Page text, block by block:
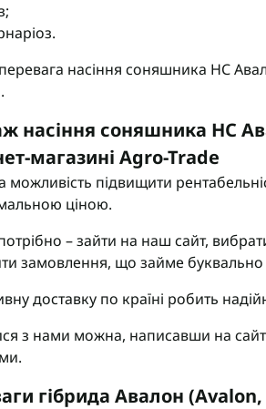
насіння соняшника НС
насіння соняшника НС
магазині Agro-Trade
можливість підвищити
ціною.
– зайти на наш сайт,
замовлення, що займе буквально
доставку по країні робить
з нами можна, написавши на
гібрида Авалон (Avalon,